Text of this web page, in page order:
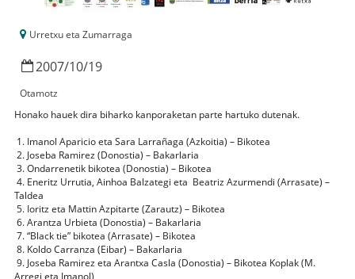
Urretxu eta Zumarraga
2007/10/19
Otamotz
Honako hauek dira biharko kanporaketan parte hartuko dutenak.
1. Imanol Aparicio eta Sara Larrañaga (Azkoitia) – Bikotea
2. Joseba Ramirez (Donostia) – Bakarlaria
3. Ondarrenetik bikotea (Donostia) – Bikotea
4. Eneritz Urrutia, Ainhoa Balzategi eta Beatriz Azurmendi (Arrasate) –
Taldea
5. Ioritz eta Mattin Azpitarte (Zarautz) – Bikotea
6. Arantza Urbieta (Donostia) – Bakarlaria
7. “Black tie” bikotea (Arrasate) – Bikotea
8. Koldo Carranza (Eibar) – Bakarlaria
9. Joseba Ramirez eta Arantxa Casla (Donostia) – Bikotea Koplak (M.
Arregi eta Imanol)